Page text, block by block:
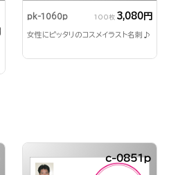
pk-1060p 100枚 3,080円
女性にピッタリのコスメイラスト名刺♪
c-0851p